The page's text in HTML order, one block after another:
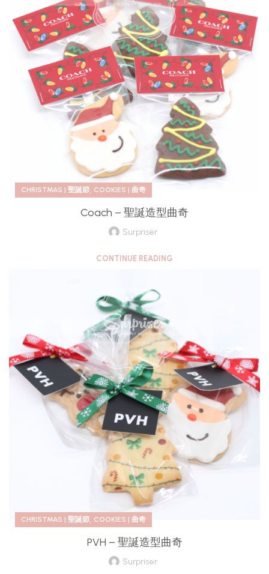
CHRISTMAS | 聖誕節, COOKIES | 曲奇
Coach – 聖誕造型曲奇
Surpriser
CONTINUE READING
CHRISTMAS | 聖誕節, COOKIES | 曲奇
PVH – 聖誕造型曲奇
Surpriser